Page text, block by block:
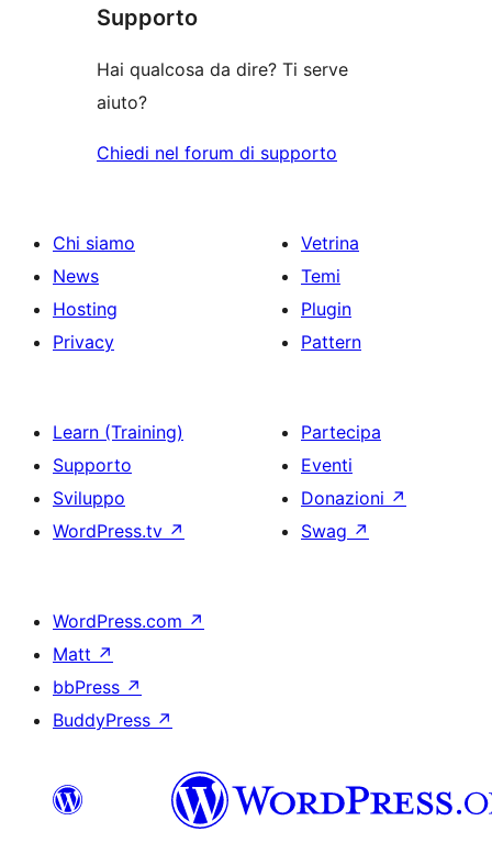
Supporto
Hai qualcosa da dire? Ti serve
aiuto?
Chiedi nel forum di supporto
Chi siamo
News
Hosting
Privacy
Vetrina
Temi
Plugin
Pattern
Learn (Training)
Supporto
Sviluppo
WordPress.tv ↗
Partecipa
Eventi
Donazioni ↗
Swag ↗
WordPress.com ↗
Matt ↗
bbPress ↗
BuddyPress ↗